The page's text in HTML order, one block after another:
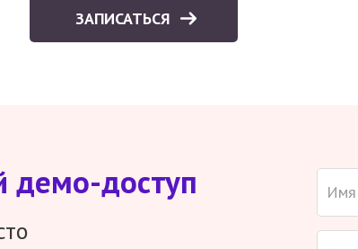
ЗАПИСАТЬСЯ
демо-доступ